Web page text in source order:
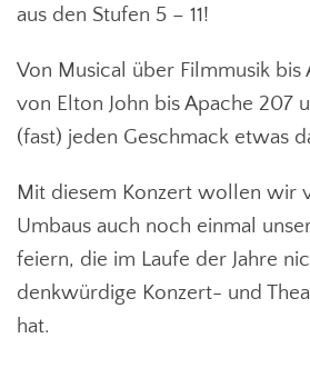
aus den Stufen 5 – 11!
Von Musical über Filmmusik bis
von Elton John bis Apache 207
(fast) jeden Geschmack etwas
Mit diesem Konzert wollen wir
Umbaus auch noch einmal
feiern, die im Laufe der Jahre
denkwürdige Konzert- und
hat.